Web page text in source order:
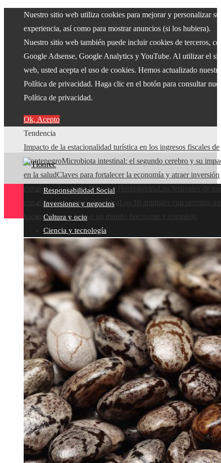
Nuestro sitio web utiliza cookies para mejorar y personalizar su
experiencia, así como para mostrar anuncios (si los hubiera).
Nuestro sitio web también puede incluir cookies de terceros,
Google Adsense, Google Analytics y YouTube. Al utilizar el
web, usted acepta el uso de cookies. Hemos actualizado nuestra
Política de privacidad. Haga clic en el botón para consultar
Política de privacidad.
Ok, Acepto
Tendencia
Impacto de la estacionalidad turística en los ingresos fiscales de
MontenegroMicrobiota intestinal: el segundo cerebro y su
en la saludClaves para fortalecer la economía y atraer inversión
extranjera directa en Bosnia y Herzegovina
con mayor trayectoria histórica
hacen del reino animal un mundo fascinante y complejo
Responsabilidad Social
Inversiones y negocios
Cultura y ocio
Ciencia y tecnología